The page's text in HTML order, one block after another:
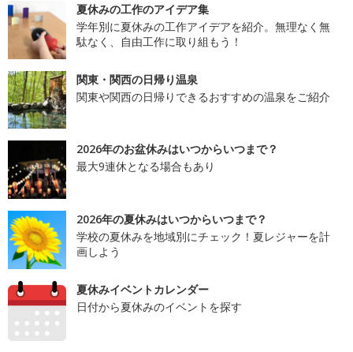
夏休みの工作のアイデア集
学年別に夏休みの工作アイデアを紹介。無理なく無
駄なく、自由工作に取り組もう！
関東・関西の日帰り温泉
関東や関西の日帰りできるおすすめの温泉をご紹介
2026年のお盆休みはいつからいつまで？
最大9連休となる場合もあり
2026年の夏休みはいつからいつまで？
学校の夏休みを地域別にチェック！夏レジャーを計
画しよう
夏休みイベントカレンダー
日付から夏休みのイベントを探す